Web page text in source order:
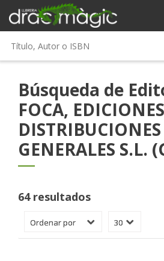
Búsqueda de
FOCA,
DISTRIBUCIONES
GENERALES S.L.
64 resultados